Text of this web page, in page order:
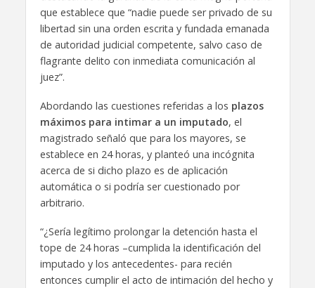
que establece que “nadie puede ser privado de su
libertad sin una orden escrita y fundada emanada
de autoridad judicial competente, salvo caso de
flagrante delito con inmediata comunicación al
juez”.
Abordando las cuestiones referidas a los plazos
máximos para intimar a un imputado, el
magistrado señaló que para los mayores, se
establece en 24 horas, y planteó una incógnita
acerca de si dicho plazo es de aplicación
automática o si podría ser cuestionado por
arbitrario.
“¿Sería legítimo prolongar la detención hasta el
tope de 24 horas –cumplida la identificación del
imputado y los antecedentes- para recién
entonces cumplir el acto de intimación del hecho y